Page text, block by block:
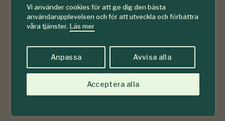
Vi använder cookies för att ge dig den bästa
användarupplevelsen och för att utveckla och förbättra
våra tjänster. Läs mer
Anpassa Avvisa alla
Acceptera alla
Prenumerera